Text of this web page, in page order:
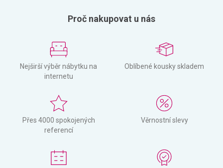
Proč nakupovat u nás
Nejširší výběr nábytku na
internetu
Oblíbené kousky skladem
Přes 4000 spokojených
referencí
Věrnostní slevy